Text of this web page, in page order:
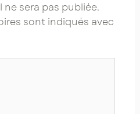
sera pas publiée.
sont indiqués avec